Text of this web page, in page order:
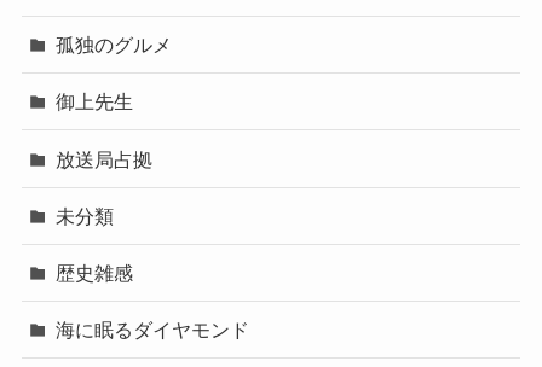
孤独のグルメ
御上先生
放送局占拠
未分類
歴史雑感
海に眠るダイヤモンド